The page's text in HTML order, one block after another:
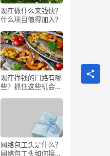
现在做什么来钱快？
什么项目值得加入？
现在挣钱的门路有哪
些？抓住这些机会闷
网络包工头是什么？
网络包工头如何接业